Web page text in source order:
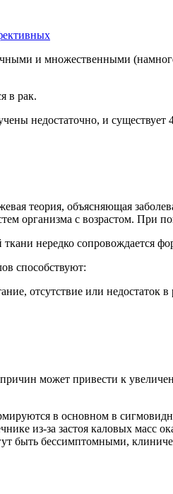
и множественными
в рак.
недостаточно, и существует
теория, объясняющая
организма с возрастом. При
нередко сопровождается
способствуют:
отсутствие или недостаток
может привести к
в основном в
из-за застоя каловых масс
быть бессимптомными,